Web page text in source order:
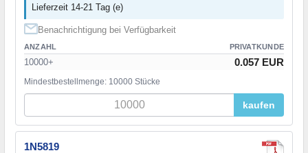
Lieferzeit 14-21 Tag (e)
Benachrichtigung bei Verfügbarkeit
ANZAHL PRIVATKUNDE
10000+ 0.057 EUR
Mindestbestellmenge: 10000 Stücke
kaufen
1N5819